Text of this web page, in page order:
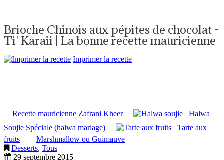
Brioche Chinois aux pépites de chocolat -
Ti' Karaii | La bonne recette mauricienne
Imprimer la recette
Recette mauricienne Zafrani Kheer
Halwa
Soujie Spéciale (halwa mariage)
Tarte aux
fruits
Marshmallow ou Guimauve
Desserts, Tous
29 septembre 2015